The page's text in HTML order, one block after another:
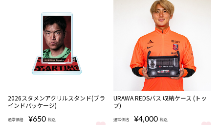
2026スタメンアクリルスタンド(ブラ
インドパッケージ)
通常価格 ¥650 税込
URAWA REDSバス 収納ケース (トッ
プ)
通常価格 ¥4,000 税込